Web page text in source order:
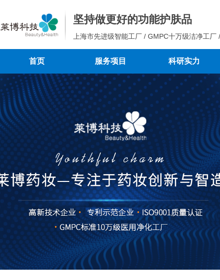
坚持做更好的功能护肤品
上海市先进级智能工厂 / GMPC十万级洁净工
首页 服务项目 科研实力